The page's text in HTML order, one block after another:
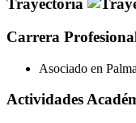
Trayectoria
Carrera
Asociado en
Actividades